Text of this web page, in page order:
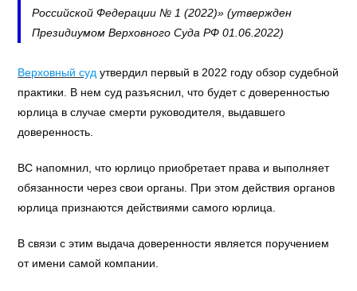
Российской Федерации № 1 (2022)» (утвержден
Президиумом Верховного Суда РФ 01.06.2022)
Верховный суд утвердил первый в 2022 году обзор судебной
практики. В нем суд разъяснил, что будет с доверенностью
юрлица в случае смерти руководителя, выдавшего
доверенность.
ВС напомнил, что юрлицо приобретает права и выполняет
обязанности через свои органы. При этом действия органов
юрлица признаются действиями самого юрлица.
В связи с этим выдача доверенности является поручением
от имени самой компании.